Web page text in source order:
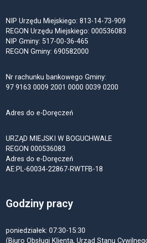
NIP Urzędu Miejskiego: 813-14-73-909
REGON Urzędu Miejskiego: 000536083
NIP Gminy: 517-00-36-465
REGON Gminy: 690582000
Nr rachunku bankowego Gminy:
97 9163 0009 2001 0000 0039 0200
Adres do e-Doręczeń
URZĄD MIEJSKI W BOGUCHWALE
REGON 000536083
Adres do e-Doręczeń
AE:PL-60034-22867-RWTFB-18
Godziny pracy
poniedziałek: 07:30-15:30
(Biuro Obsługi Klienta, Urząd Stanu